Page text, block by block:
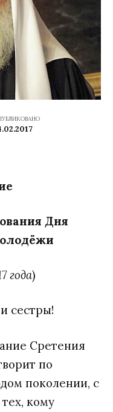
Дня
года)
сестры!
Сретения
по
поколении, с
кому